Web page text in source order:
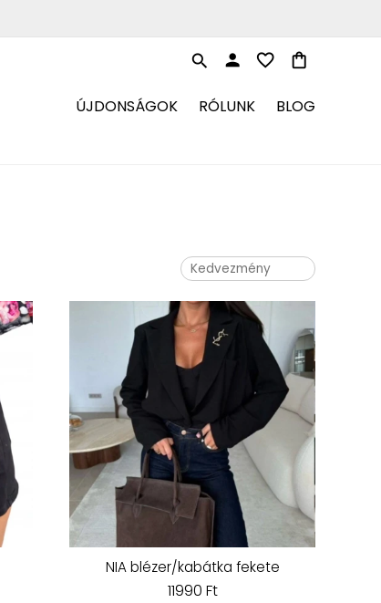
ÚJDONSÁGOK RÓLUNK BLOG
search person favorite_border shopping_bag
NIA blézer/kabátka fekete
11990 Ft